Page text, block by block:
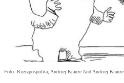
Foto: Rzeczpospolita, Andrzej Krauze And Andrzej Krauze